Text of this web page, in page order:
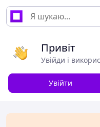
Привіт
Увійди і
Увійти